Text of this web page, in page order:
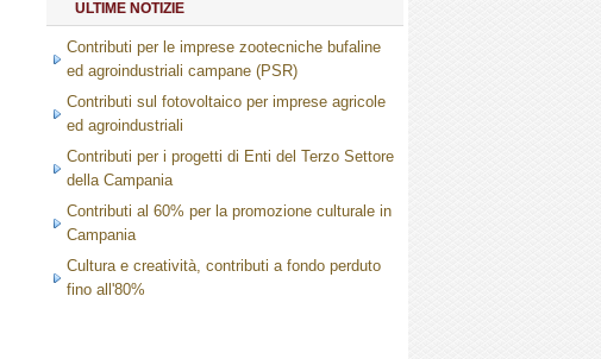
ULTIME NOTIZIE
Contributi per le imprese zootecniche bufaline
ed agroindustriali campane (PSR)
Contributi sul fotovoltaico per imprese agricole
ed agroindustriali
Contributi per i progetti di Enti del Terzo Settore
della Campania
Contributi al 60% per la promozione culturale in
Campania
Cultura e creatività, contributi a fondo perduto
fino all'80%